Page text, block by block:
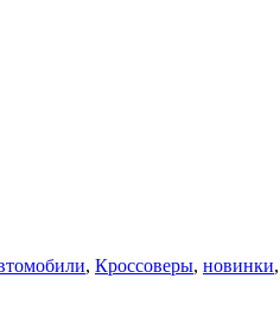
, Кроссоверы, новинки,